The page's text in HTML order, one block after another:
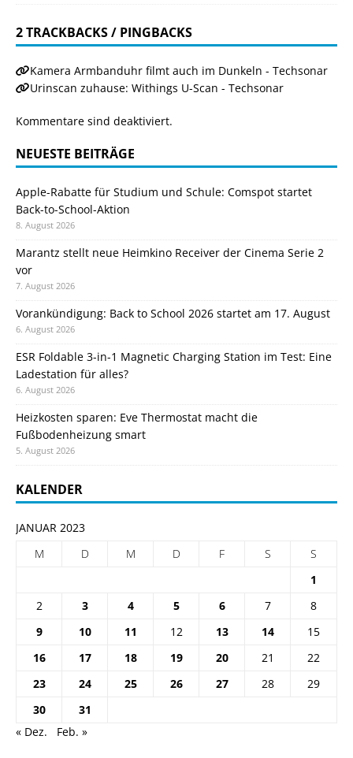
2 TRACKBACKS / PINGBACKS
Kamera Armbanduhr filmt auch im Dunkeln - Techsonar
Urinscan zuhause: Withings U-Scan - Techsonar
Kommentare sind deaktiviert.
NEUESTE BEITRÄGE
Apple-Rabatte für Studium und Schule: Comspot startet
Back-to-School-Aktion
8. August 2026
Marantz stellt neue Heimkino Receiver der Cinema Serie 2
vor
7. August 2026
Vorankündigung: Back to School 2026 startet am 17. August
6. August 2026
ESR Foldable 3-in-1 Magnetic Charging Station im Test: Eine
Ladestation für alles?
6. August 2026
Heizkosten sparen: Eve Thermostat macht die
Fußbodenheizung smart
5. August 2026
KALENDER
JANUAR 2023
M
D M D F S
S
1
2
3 4 5 6 7
8
9
10 11 12 13 14
15
16
17 18 19 20 21
22
23
24 25 26 27 28
29
30
31
« Dez.
Feb. »